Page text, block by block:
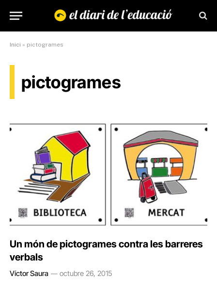
Inici » pictogrames
pictogrames
Un món de pictogrames contra les barreres
verbals
Víctor Saura octubre 26, 2015